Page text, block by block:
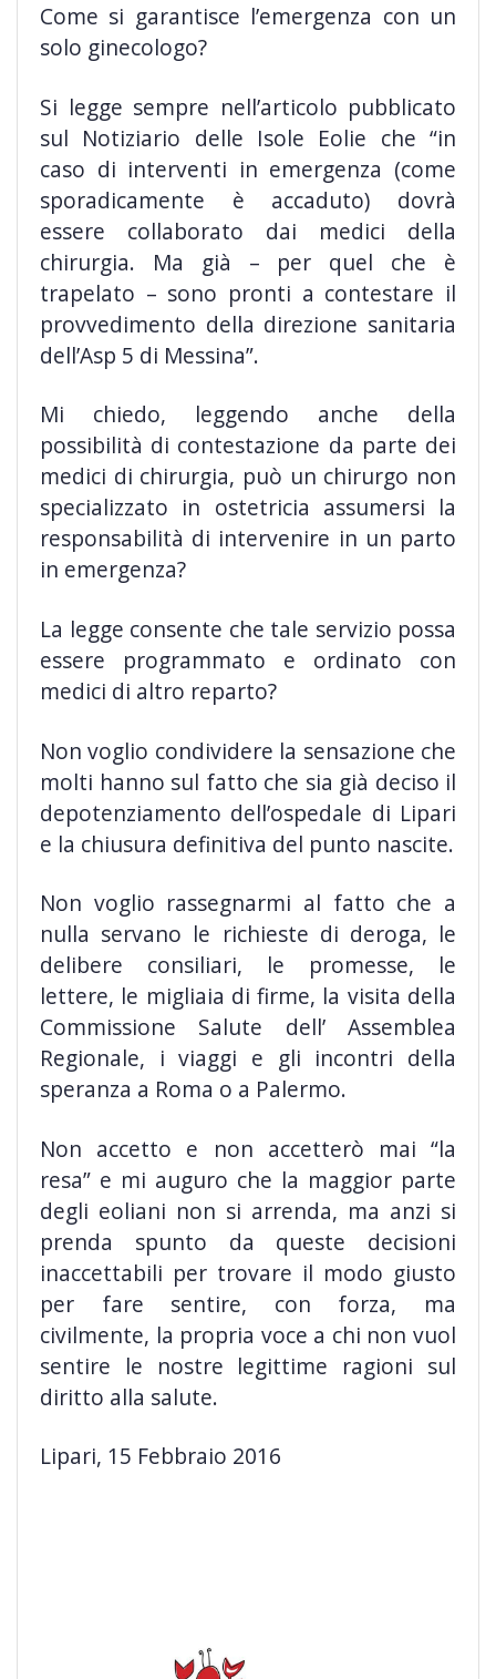
Come si garantisce l’emergenza con un
solo ginecologo?
Si legge sempre nell’articolo pubblicato
sul Notiziario delle Isole Eolie che “in
caso di interventi in emergenza (come
sporadicamente è accaduto) dovrà
essere collaborato dai medici della
chirurgia. Ma già – per quel che è
trapelato – sono pronti a contestare il
provvedimento della direzione sanitaria
dell’Asp 5 di Messina”.
Mi chiedo, leggendo anche della
possibilità di contestazione da parte dei
medici di chirurgia, può un chirurgo non
specializzato in ostetricia assumersi la
responsabilità di intervenire in un parto
in emergenza?
La legge consente che tale servizio possa
essere programmato e ordinato con
medici di altro reparto?
Non voglio condividere la sensazione che
molti hanno sul fatto che sia già deciso il
depotenziamento dell’ospedale di Lipari
e la chiusura definitiva del punto nascite.
Non voglio rassegnarmi al fatto che a
nulla servano le richieste di deroga, le
delibere consiliari, le promesse, le
lettere, le migliaia di firme, la visita della
Commissione Salute dell’ Assemblea
Regionale, i viaggi e gli incontri della
speranza a Roma o a Palermo.
Non accetto e non accetterò mai “la
resa” e mi auguro che la maggior parte
degli eoliani non si arrenda, ma anzi si
prenda spunto da queste decisioni
inaccettabili per trovare il modo giusto
per fare sentire, con forza, ma
civilmente, la propria voce a chi non vuol
sentire le nostre legittime ragioni sul
diritto alla salute.
Lipari, 15 Febbraio 2016